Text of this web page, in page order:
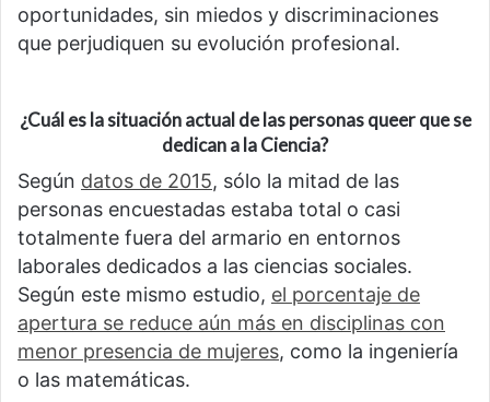
oportunidades, sin miedos y discriminaciones
que perjudiquen su evolución profesional.
¿Cuál es la situación actual de las personas queer que se
dedican a la Ciencia?
Según datos de 2015, sólo la mitad de las
personas encuestadas estaba total o casi
totalmente fuera del armario en entornos
laborales dedicados a las ciencias sociales.
Según este mismo estudio, el porcentaje de
apertura se reduce aún más en disciplinas con
menor presencia de mujeres, como la ingeniería
o las matemáticas.